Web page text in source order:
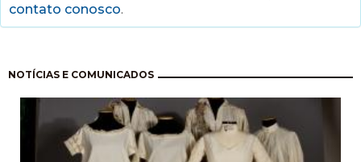
contato conosco.
NOTÍCIAS E COMUNICADOS
Paginación